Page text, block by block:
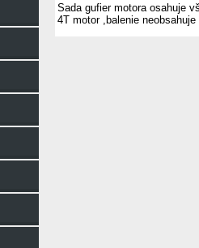
Sada gufier motora osahuje
4T motor ,balenie